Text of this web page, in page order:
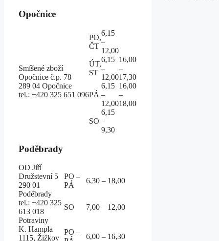
Opočnice
Smíšené zboží
Opočnice č.p. 78
289 04 Opočnice
tel.: +420 325 651 096
PO,
ČT
6,15
–
12,00
ÚT,
ST
6,15
–
12,00
16,00
–
17,30
PÁ
6,15
–
12,00
16,00
–
18,00
SO
6,15
–
9,30
Poděbrady
OD Jiří
Družstevní 5
290 01
Poděbrady
tel.: +420 325
613 018
PO –
PÁ
6,30 – 18,00
SO
7,00 – 12,00
Potraviny
K. Hampla
1115, Žižkov
PO –
6,00 – 16,30